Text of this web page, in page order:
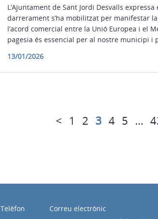
L’Ajuntament de Sant Jordi Desvalls
darrerament s’ha mobilitzat per manifestar
l’acord comercial entre la Unió Europea i el
pagesia és essencial per al nostre municipi
13/01/2026
< 1 2 3 4 5 …
Telèfon
Correu electrònic